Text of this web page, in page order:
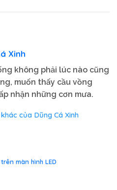
Xinh
không phải lúc nào cũng
muốn thấy cầu vồng
nhận những cơn mưa.
của Dũng Cá Xinh